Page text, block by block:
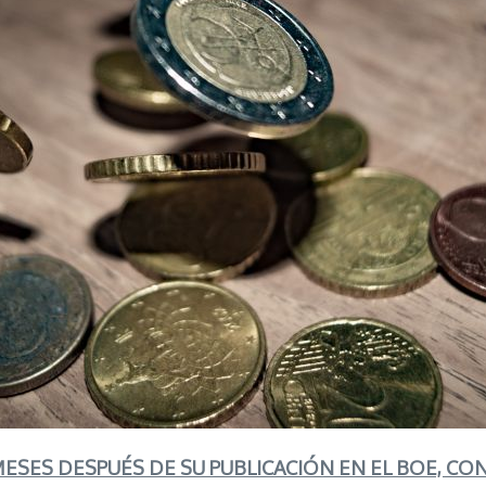
DESPUÉS DE SU PUBLICACIÓN EN EL BOE,